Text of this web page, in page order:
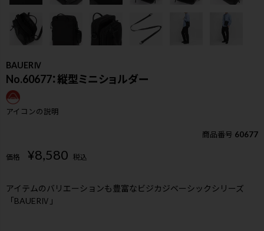
BAUERⅣ
No.60677：縦型ミニショルダー
アイコンの説明
商品番号 60677
価格 ¥8,580 税込
アイテムのバリエーションも豊富なビジカジベーシックシリーズ
「BAUERⅣ」